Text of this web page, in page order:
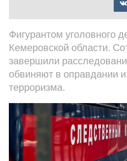
Фигурантом уголовного
Кемеровской области.
завершили
обвиняют в оправдании
терроризма.